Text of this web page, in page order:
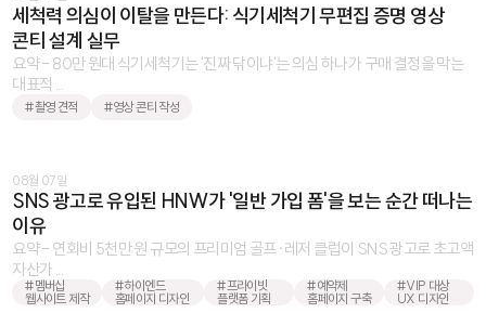
세척력 의심이 이탈을 만든다: 식기세척기 무편집 증명 영상
콘티 설계 실무
요약 - 80만 원대 식기세척기는 '진짜 닦이냐'는 의심 하나가 구매 결정을 막는
대표적 ...
#촬영 견적 #영상 콘티 작성
08월 07일
SNS 광고로 유입된 HNW가 '일반 가입 폼'을 보는 순간 떠나는
이유
요약 - 연회비 5천만 원 규모의 프리미엄 골프·레저 클럽이 SNS 광고로 초고액
자산가 ...
#멤버십
웹사이트 제작
#하이엔드
홈페이지 디자인
#프라이빗
플랫폼 기획
#예약제
홈페이지 구축
#VIP 대상
UX 디자인